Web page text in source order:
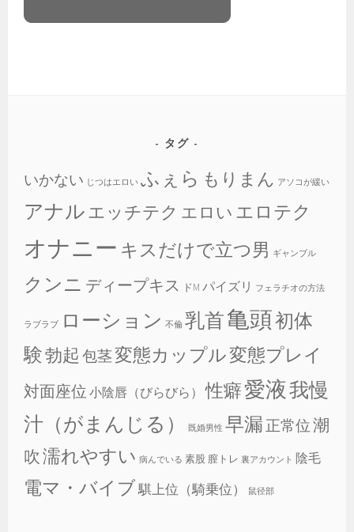
タグ
いかない じつはエロい ふぇら もりまん アソコが緩い
アナルエッチテク エロい エロテク
オナニー キスだけで立つ男 ギャンブル
クンニ ディープキス ドM パイズリ フェラチオの方法
ラブラブ ローション 不倫 乳首亀頭初体
験勃起 包茎変態カップル変態プレイ
対面座位 小陰唇（びらびら） 性癖愛液我慢
汁（がまんじる）
既婚男性 早漏 正常位潮
吹 濡れやすい 病んでいる 素股 膣トレ 裏アカウント 陰毛
電マ・バイブ騏上位（騎乗位） 鼠径部